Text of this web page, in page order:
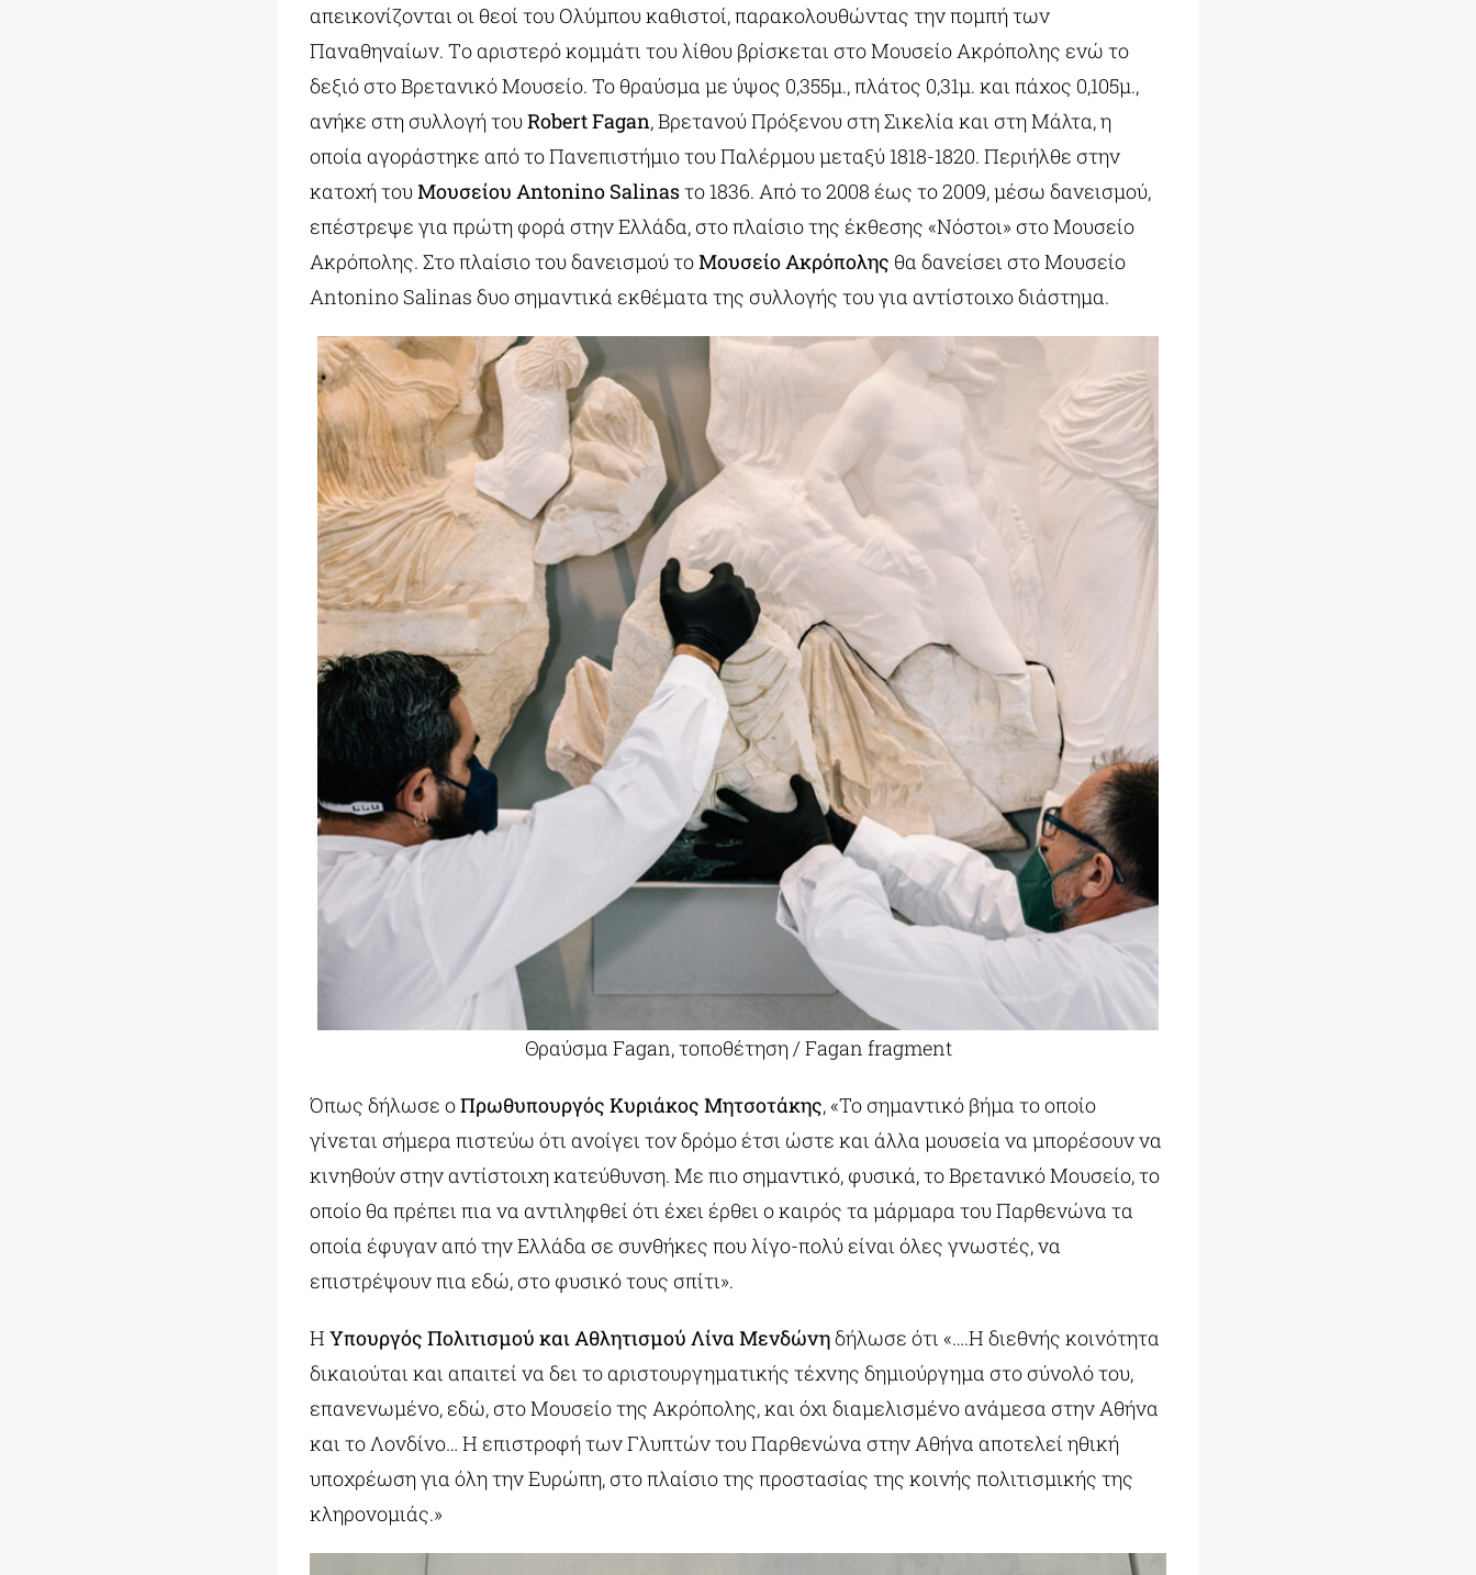
απεικονίζονται οι θεοί του Ολύμπου καθιστοί, παρακολουθώντας την πομπή των
Παναθηναίων. Tο αριστερό κομμάτι του λίθου βρίσκεται στο Μουσείο Ακρόπολης ενώ το
δεξιό στο Βρετανικό Μουσείο. Το θραύσμα με ύψος 0,355μ., πλάτος 0,31μ. και πάχος 0,105μ.,
ανήκε στη συλλογή τουRobert Fagan, Βρετανού Πρόξενου στη Σικελία και στη Μάλτα, η
οποία αγοράστηκε από το Πανεπιστήμιο του Παλέρμου μεταξύ 1818-1820. Περιήλθε στην
κατοχή τουΜουσείου Antonino Salinasτο 1836. Από το 2008 έως το 2009, μέσω δανεισμού,
επέστρεψε για πρώτη φορά στην Ελλάδα, στο πλαίσιο της έκθεσης «Νόστοι» στο Μουσείο
Ακρόπολης. Στο πλαίσιο του δανεισμού τοΜουσείο Ακρόπολης θα δανείσει στο Μουσείο
Antonino Salinas δυο σημαντικά εκθέματα της συλλογής του για αντίστοιχο διάστημα.
Θραύσμα Fagan, τοποθέτηση / Fagan fragment
Όπως δήλωσε οΠρωθυπουργός Κυριάκος Μητσοτάκης, «Το σημαντικό βήμα το οποίο
γίνεται σήμερα πιστεύω ότι ανοίγει τον δρόμο έτσι ώστε και άλλα μουσεία να μπορέσουν να
κινηθούν στην αντίστοιχη κατεύθυνση. Με πιο σημαντικό, φυσικά, το Βρετανικό Μουσείο, το
οποίο θα πρέπει πια να αντιληφθεί ότι έχει έρθει ο καιρός τα μάρμαρα του Παρθενώνα τα
οποία έφυγαν από την Ελλάδα σε συνθήκες που λίγο-πολύ είναι όλες γνωστές, να
επιστρέψουν πια εδώ, στο φυσικό τους σπίτι».
Η Υπουργός Πολιτισμού και Αθλητισμού Λίνα Μενδώνηδήλωσε ότι «….Η διεθνής κοινότητα
δικαιούται και απαιτεί να δει το αριστουργηματικής τέχνης δημιούργημα στο σύνολό του,
επανενωμένο, εδώ, στο Μουσείο της Ακρόπολης, και όχι διαμελισμένο ανάμεσα στην Αθήνα
και το Λονδίνο… H επιστροφή των Γλυπτών του Παρθενώνα στην Αθήνα αποτελεί ηθική
υποχρέωση για όλη την Ευρώπη, στο πλαίσιο της προστασίας της κοινής πολιτισμικής της
κληρονομιάς.»